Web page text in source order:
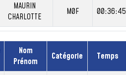
MAURIN
CHARLOTTE
M0F 00:36:45
Nom
Prénom
Catégorie Temps